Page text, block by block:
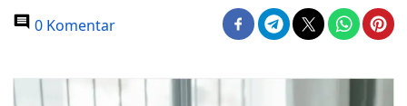
0 Komentar